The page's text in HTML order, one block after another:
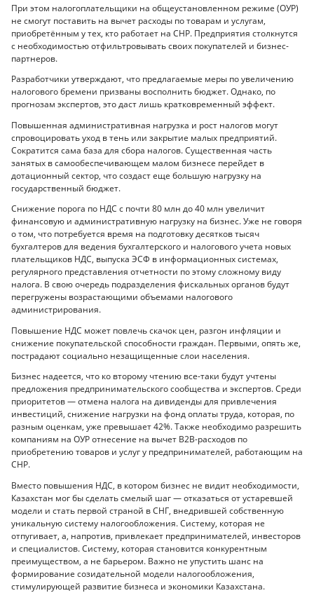
При этом налогоплательщики на общеустановленном режиме (ОУР)
не смогут поставить на вычет расходы по товарам и услугам,
приобретённым у тех, кто работает на СНР. Предприятия столкнутся
с необходимостью отфильтровывать своих покупателей и бизнес-
партнеров.
Разработчики утверждают, что предлагаемые меры по увеличению
налогового бремени призваны восполнить бюджет. Однако, по
прогнозам экспертов, это даст лишь кратковременный эффект.
Повышенная административная нагрузка и рост налогов могут
спровоцировать уход в тень или закрытие малых предприятий.
Сократится сама база для сбора налогов. Существенная часть
занятых в самообеспечивающем малом бизнесе перейдет в
дотационный сектор, что создаст еще большую нагрузку на
государственный бюджет.
Снижение порога по НДС с почти 80 млн до 40 млн увеличит
финансовую и административную нагрузку на бизнес. Уже не говоря
о том, что потребуется время на подготовку десятков тысяч
бухгалтеров для ведения бухгалтерского и налогового учета новых
плательщиков НДС, выпуска ЭСФ в информационных системах,
регулярного представления отчетности по этому сложному виду
налога. В свою очередь подразделения фискальных органов будут
перегружены возрастающими объемами налогового
администрирования.
Повышение НДС может повлечь скачок цен, разгон инфляции и
снижение покупательской способности граждан. Первыми, опять же,
пострадают социально незащищенные слои населения.
Бизнес надеется, что ко второму чтению все-таки будут учтены
предложения предпринимательского сообщества и экспертов. Среди
приоритетов — отмена налога на дивиденды для привлечения
инвестиций, снижение нагрузки на фонд оплаты труда, которая, по
разным оценкам, уже превышает 42%. Также необходимо разрешить
компаниям на ОУР отнесение на вычет B2B-расходов по
приобретению товаров и услуг у предпринимателей, работающим на
СНР.
Вместо повышения НДС, в котором бизнес не видит необходимости,
Казахстан мог бы сделать смелый шаг — отказаться от устаревшей
модели и стать первой страной в СНГ, внедрившей собственную
уникальную систему налогообложения. Систему, которая не
отпугивает, а, напротив, привлекает предпринимателей, инвесторов
и специалистов. Систему, которая становится конкурентным
преимуществом, а не барьером. Важно не упустить шанс на
формирование созидательной модели налогообложения,
стимулирующей развитие бизнеса и экономики Казахстана.